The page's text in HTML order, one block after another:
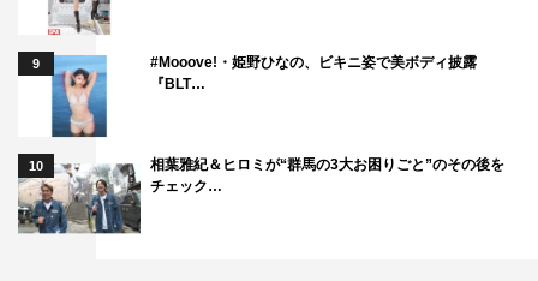
9
#Mooove!・姫野ひなの、ビキニ姿で美ボディ披露
『BLT…
10
相葉雅紀＆ヒロミが“群馬の3大お困りごと”のその後を
チェック…